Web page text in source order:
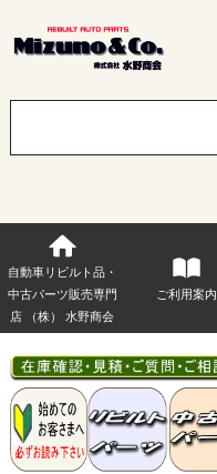
自動車リビルト品・
中古パーツ販売専門
店 （株） 水野商会
ご利用案内